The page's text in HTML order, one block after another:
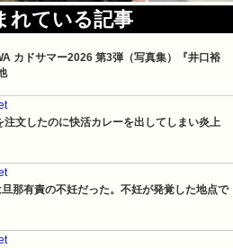
れている記事
カドサマー2026 第3弾（写真集）『井口裕
注文したのに快活カレーを出してしまい炎上
那有責の不妊だった。不妊が発覚した地点で